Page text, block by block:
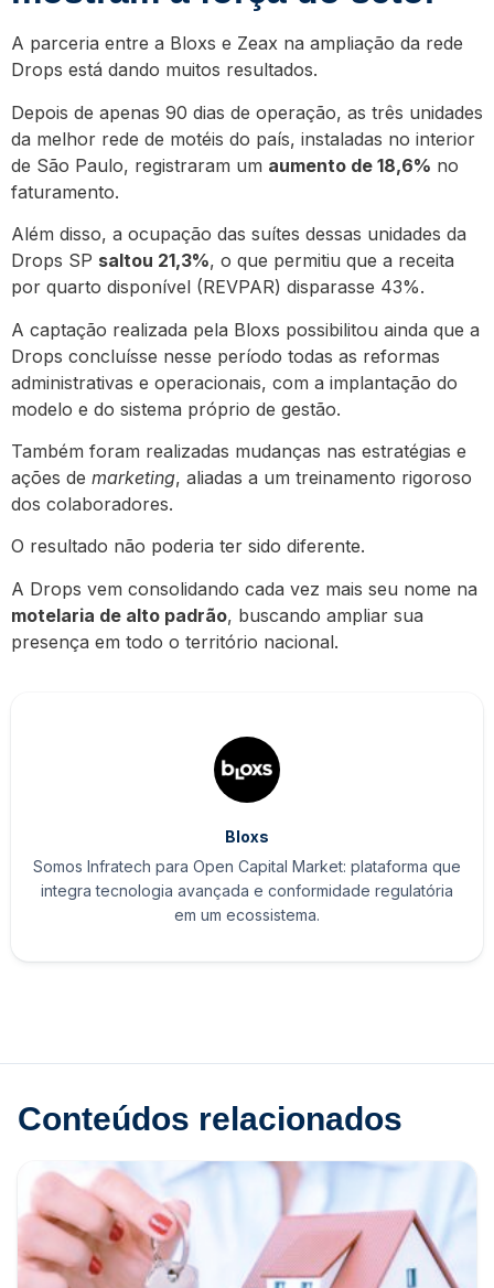
A parceria entre a Bloxs e Zeax na ampliação da rede
Drops está dando muitos resultados.
Depois de apenas 90 dias de operação, as três unidades
da melhor rede de motéis do país, instaladas no interior
de São Paulo, registraram um aumento de 18,6% no
faturamento.
Além disso, a ocupação das suítes dessas unidades da
Drops SP saltou 21,3%, o que permitiu que a receita
por quarto disponível (REVPAR) disparasse 43%.
A captação realizada pela Bloxs possibilitou ainda que a
Drops concluísse nesse período todas as reformas
administrativas e operacionais, com a implantação do
modelo e do sistema próprio de gestão.
Também foram realizadas mudanças nas estratégias e
ações de marketing, aliadas a um treinamento rigoroso
dos colaboradores.
O resultado não poderia ter sido diferente.
A Drops vem consolidando cada vez mais seu nome na
motelaria de alto padrão, buscando ampliar sua
presença em todo o território nacional.
Bloxs
Somos Infratech para Open Capital Market: plataforma que
integra tecnologia avançada e conformidade regulatória
em um ecossistema.
Conteúdos relacionados